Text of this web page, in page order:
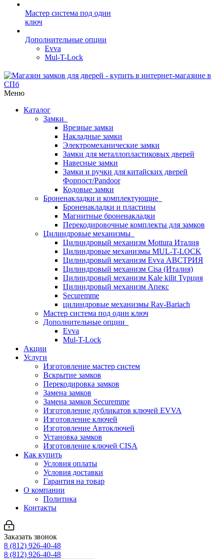
Мастер система под один
ключ
Дополнительные опции
Evva
Mul-T-Lock
Меню
Каталог
Замки
Врезные замки
Накладные замки
Электромеханические замки
Замки для металлопластиковых дверей
Навесные замки
Замки и ручки для китайских дверей
Форпост/Раndoor
Кодовые замки
Броненакладки и комплектующие
Броненакладки и пластины
Магнитные броненакладки
Перекодировочные комплекты для замков
Цилиндровые механизмы
Цилиндровый механизм Mottura Италия
Цилиндровые механизмы MUL-T-LOCK
Цилиндровый механизм Evva АВСТРИЯ
Цилиндровый механизм Cisa (Италия)
Цилиндровый механизм Kale kilit Турция
Цилиндровый механизм Апекс
Securemme
цилиндровые механизмы Rav-Bariach
Мастер система под один ключ
Дополнительные опции
Evva
Mul-T-Lock
Акции
Услуги
Изготовление мастер систем
Вскрытие замков
Перекодировка замков
Замена замков
Замена замков Securemme
Изготовление дубликатов ключей EVVA
Изготовление ключей
Изготовление Автоключей
Установка замков
Изготовление ключей CISA
Как купить
Условия оплаты
Условия доставки
Гарантия на товар
О компании
Политика
Контакты
Заказать звонок
8 (812) 926-40-48
8 (812) 926-40-48